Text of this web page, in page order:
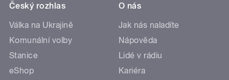
Český rozhlas
Válka na Ukrajině
Komunální volby
Stanice
eShop
O nás
Jak nás naladíte
Nápověda
Lidé v rádiu
Kariéra